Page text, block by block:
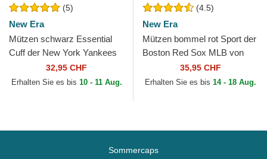
(5)
New Era
Mützen schwarz Essential
Cuff der New York Yankees
MLB von New Era
32,95 CHF
Erhalten Sie es bis 10 - 11 Aug.
(4.5)
New Era
Mützen bommel rot Sport der
Boston Red Sox MLB von
35,95 CHF
Erhalten Sie es bis 14 - 18 Aug.
Sommercaps